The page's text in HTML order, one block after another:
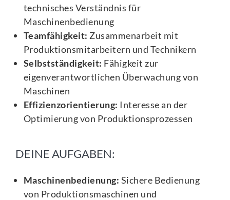
technisches Verständnis für
Maschinenbedienung
Teamfähigkeit: Zusammenarbeit mit
Produktionsmitarbeitern und Technikern
Selbstständigkeit: Fähigkeit zur
eigenverantwortlichen Überwachung von
Maschinen
Effizienzorientierung: Interesse an der
Optimierung von Produktionsprozessen
DEINE AUFGABEN:
Maschinenbedienung: Sichere Bedienung
von Produktionsmaschinen und